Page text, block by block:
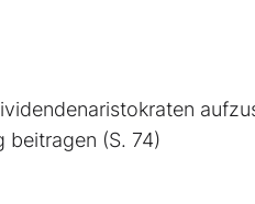
beitragen (S. 74)